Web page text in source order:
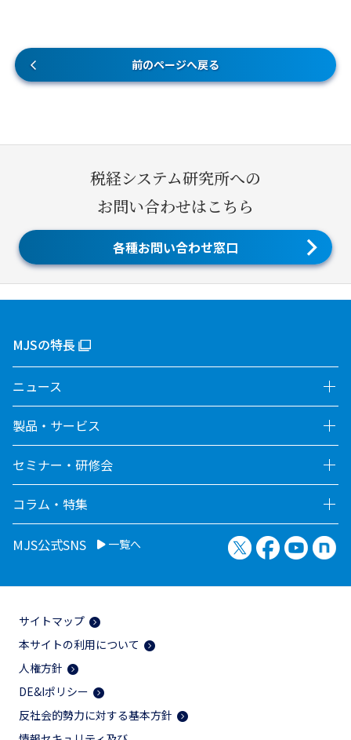
前のページへ戻る
税経システム研究所への
お問い合わせはこちら
各種お問い合わせ窓口
MJSの特長
ニュース
製品・サービス
セミナー・研修会
コラム・特集
MJS公式SNS 一覧へ X（旧Twitter）
Facebook
サイトマップ
本サイトの利用について
人権方針
DE&Iポリシー
反社会的勢力に対する基本方針